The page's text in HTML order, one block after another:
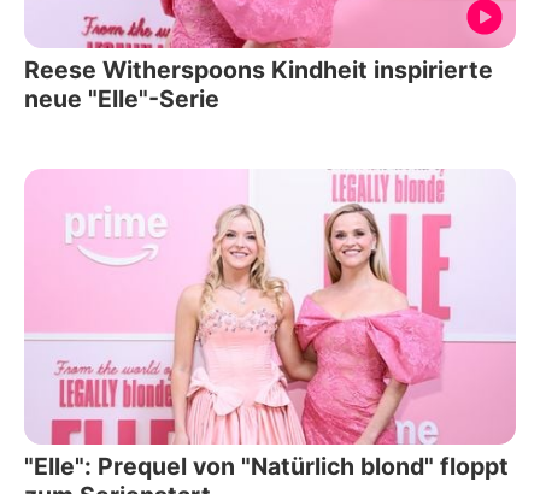
Reese Witherspoons Kindheit inspirierte
neue "Elle"-Serie
"Elle": Prequel von "Natürlich blond" floppt